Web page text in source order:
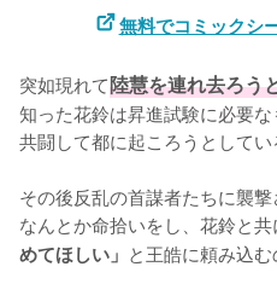
無料でコミックシ
突如現れて陸慧を連れ去ろう
知った花鈴は昇進試験に必要
共闘して都に起ころうとしてい
その後反乱の首謀者たちに襲
なんとか命拾いをし、花鈴と共
めてほしい」 と王皓に頼み込む